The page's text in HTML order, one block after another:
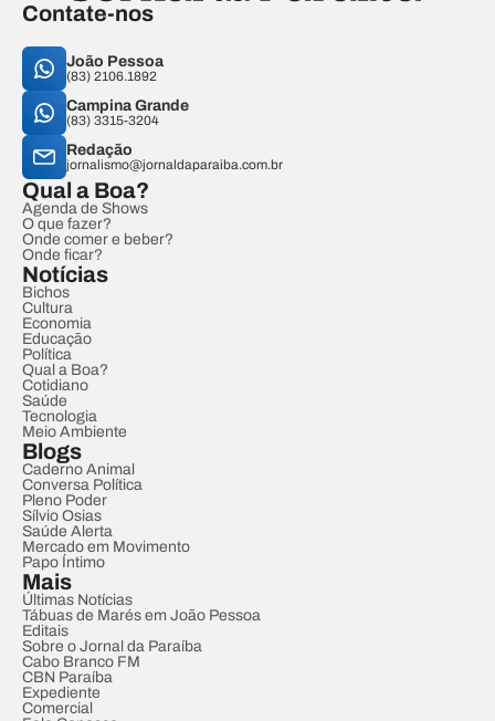
Contate-nos
João Pessoa
(83) 2106.1892
Campina Grande
(83) 3315-3204
Redação
jornalismo@jornaldaparaiba.com.br
Qual a Boa?
Agenda de Shows
O que fazer?
Onde comer e beber?
Onde ficar?
Notícias
Bichos
Cultura
Economia
Educação
Política
Qual a Boa?
Cotidiano
Saúde
Tecnologia
Meio Ambiente
Blogs
Caderno Animal
Conversa Política
Pleno Poder
Sílvio Osias
Saúde Alerta
Mercado em Movimento
Papo Íntimo
Mais
Últimas Notícias
Tábuas de Marés em João Pessoa
Editais
Sobre o Jornal da Paraíba
Cabo Branco FM
CBN Paraíba
Expediente
Comercial